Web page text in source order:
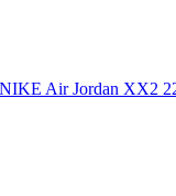
Air Jordan XX2